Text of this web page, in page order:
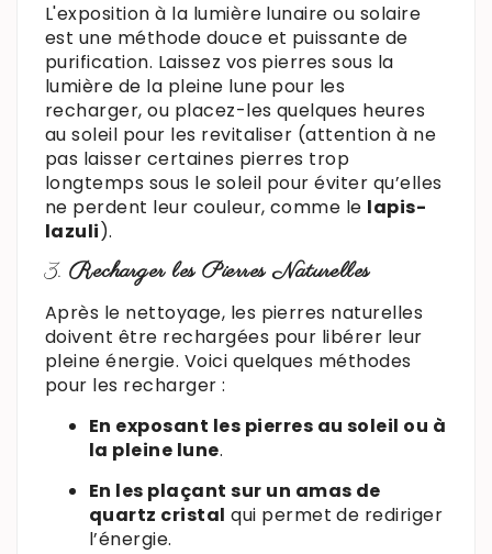
L'exposition à la lumière lunaire ou solaire
est une méthode douce et puissante de
purification. Laissez vos pierres sous la
lumière de la pleine lune pour les
recharger, ou placez-les quelques heures
au soleil pour les revitaliser (attention à ne
pas laisser certaines pierres trop
longtemps sous le soleil pour éviter qu’elles
ne perdent leur couleur, comme le lapis-
lazuli).
3.Recharger les Pierres Naturelles
Après le nettoyage, les pierres naturelles
doivent être rechargées pour libérer leur
pleine énergie. Voici quelques méthodes
pour les recharger :
En exposant les pierres au soleil ou à
la pleine lune.
En les plaçant sur un amas de
quartz cristal qui permet de rediriger
l’énergie.